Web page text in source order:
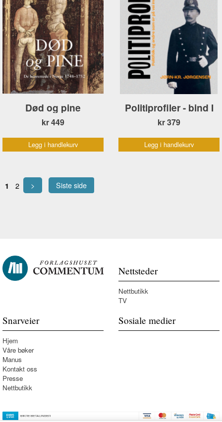
Død og pine
kr 449
Legg i handlekurv
Politiprofiler - bind I
kr 379
Legg i handlekurv
1 2 > Siste side
Nettsteder
Nettbutikk
TV
Snarveier
Hjem
Våre bøker
Manus
Kontakt oss
Presse
Nettbutikk
Sosiale medier